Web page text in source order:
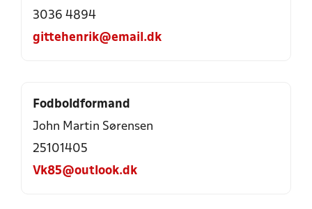
3036 4894
gittehenrik@email.dk
Fodboldformand
John Martin Sørensen
25101405
Vk85@outlook.dk